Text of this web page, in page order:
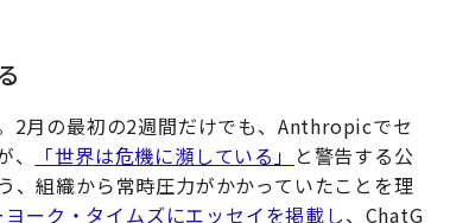
2月の最初の2週間だけでも、Anthropicでセ
「世界は危機に瀕している」 と警告する公
、組織から常時圧力がかかっていたことを理
ヨーク・タイムズにエッセイを掲載し、ChatG